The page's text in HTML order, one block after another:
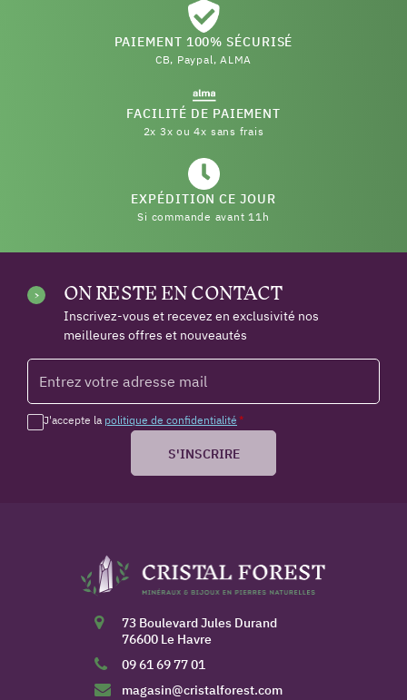
PAIEMENT 100% SÉCURISÉ
CB, Paypal, ALMA
FACILITÉ DE PAIEMENT
2x 3x ou 4x sans frais
EXPÉDITION CE JOUR
Si commande avant 11h
ON RESTE EN CONTACT
Inscrivez-vous et recevez en exclusivité nos
meilleures offres et nouveautés
J'accepte la politique de confidentialité *
S'INSCRIRE
73 Boulevard Jules Durand
76600 Le Havre
09 61 69 77 01
magasin@cristalforest.com